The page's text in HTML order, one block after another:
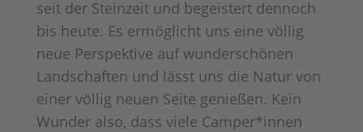
seit der Steinzeit und begeistert dennoch
bis heute. Es ermöglicht uns eine völlig
neue Perspektive auf wunderschönen
Landschaften und lässt uns die Natur von
einer völlig neuen Seite genießen. Kein
Wunder also, dass viele Camper*innen